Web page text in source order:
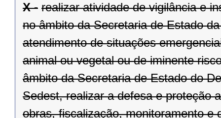
X - realizar atividade de vigilância e
no âmbito da Secretaria de Estado
atendimento de situações
animal ou vegetal ou de iminente
âmbito da Secretaria de Estado do
Sedest, realizar a defesa e proteção
obras, fiscalização, monitoramento e